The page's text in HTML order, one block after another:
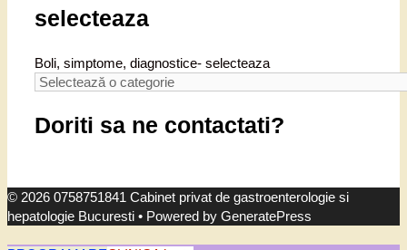
selecteaza
Boli, simptome, diagnostice- selecteaza
Doriti sa ne contactati?
© 2026 0758751841 Cabinet privat de gastroenterologie si
hepatologie Bucuresti • Powered by GeneratePress